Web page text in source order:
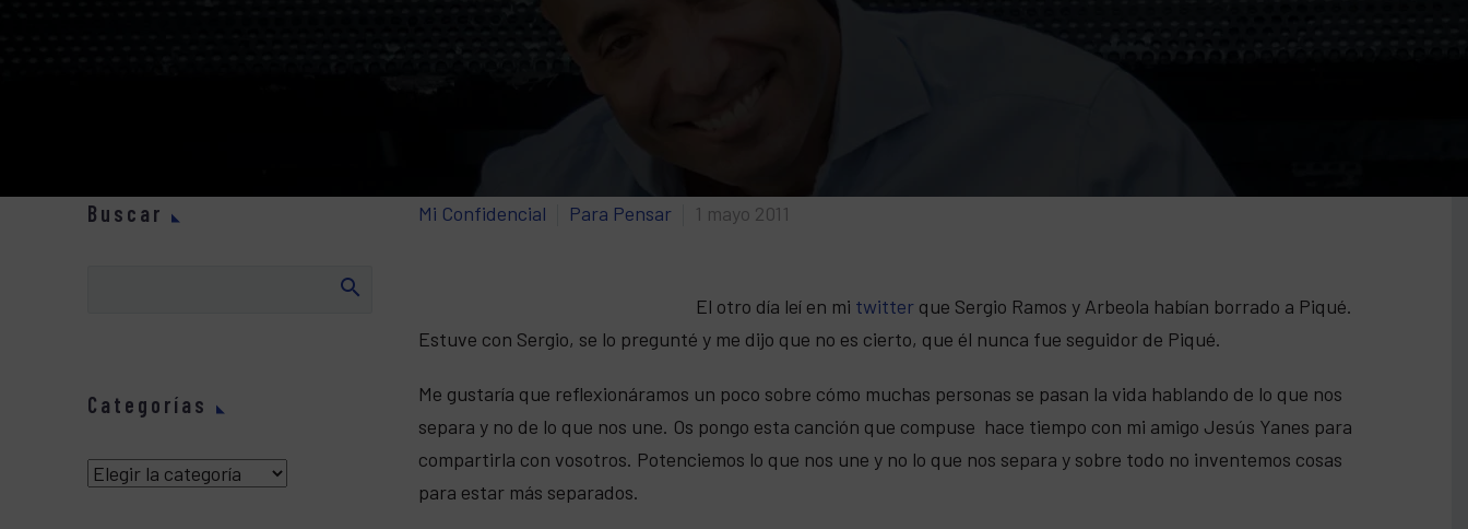
Mi Confidencial Para Pensar 1 mayo 2011
El otro día leí en mi twitter que Sergio Ramos y Arbeola habían borrado a Piqué.
Estuve con Sergio, se lo pregunté y me dijo que no es cierto, que él nunca fue seguidor de Piqué.
Me gustaría que reflexionáramos un poco sobre cómo muchas personas se pasan la vida hablando de lo que nos
separa y no de lo que nos une. Os pongo esta canción que compuse hace tiempo con mi amigo Jesús Yanes para
compartirla con vosotros. Potenciemos lo que nos une y no lo que nos separa y sobre todo no inventemos cosas
para estar más separados.
Buscar
Categorías
Categorías